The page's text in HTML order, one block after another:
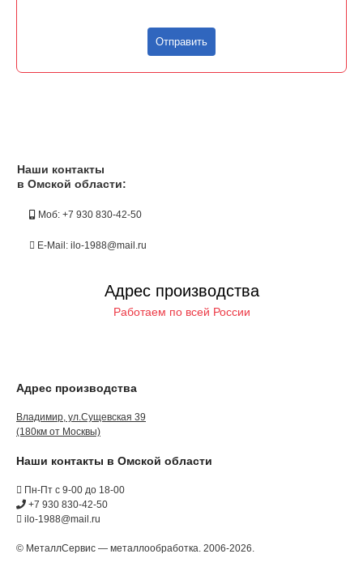
Отправить
Наши контакты
в Омской области:
Моб: +7 930 830-42-50
E-Mail: ilo-1988@mail.ru
Адрес производства
Работаем по всей России
Адрес производства
Владимир, ул.Сущевская 39
(180км от Москвы)
Наши контакты в Омской области
Пн-Пт с 9-00 до 18-00
+7 930 830-42-50
ilo-1988@mail.ru
© МеталлСервис — металлообработка. 2006-2026.